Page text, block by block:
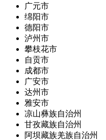
广元市
绵阳市
德阳市
泸州市
攀枝花市
自贡市
成都市
广安市
达州市
雅安市
凉山彝族自治州
甘孜藏族自治州
阿坝藏族羌族自治州